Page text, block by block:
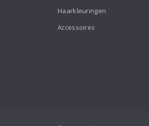
Haarkleuringen
Accessoires